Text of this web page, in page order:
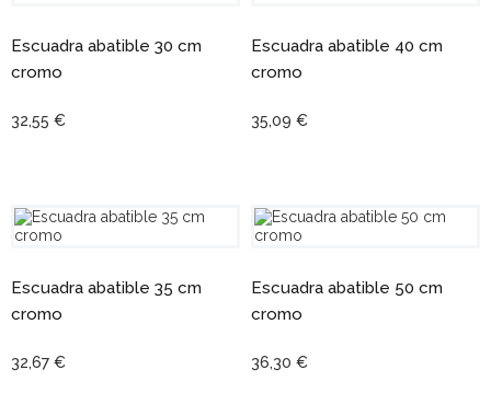
Escuadra abatible 30 cm
cromo
32,55 €
Escuadra abatible 40 cm
cromo
35,09 €
Escuadra abatible 35 cm
cromo
32,67 €
Escuadra abatible 50 cm
cromo
36,30 €